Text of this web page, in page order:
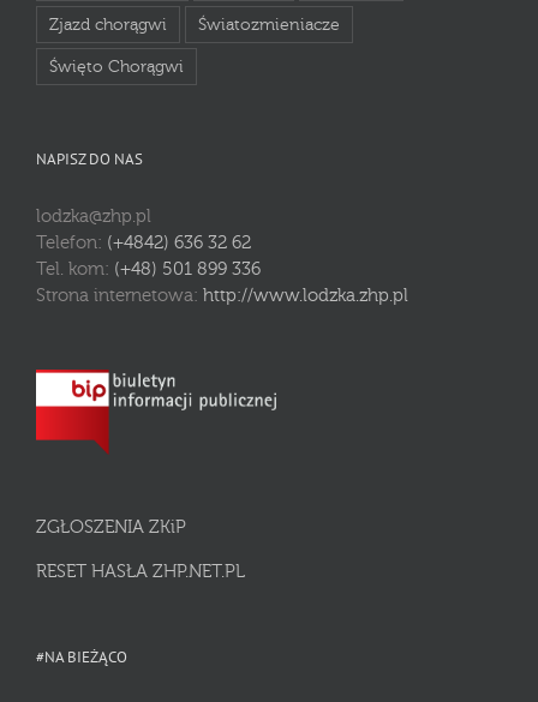
Zjazd chorągwi Światozmieniacze
Święto Chorągwi
NAPISZ DO NAS
lodzka@zhp.pl
Telefon: (+4842) 636 32 62
Tel. kom: (+48) 501 899 336
Strona internetowa: http://www.lodzka.zhp.pl
ZGŁOSZENIA ZKiP
RESET HASŁA ZHP.NET.PL
#NA BIEŻĄCO